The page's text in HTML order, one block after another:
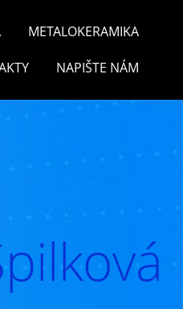
METALOKERAMIKA
NAPIŠTE NÁM